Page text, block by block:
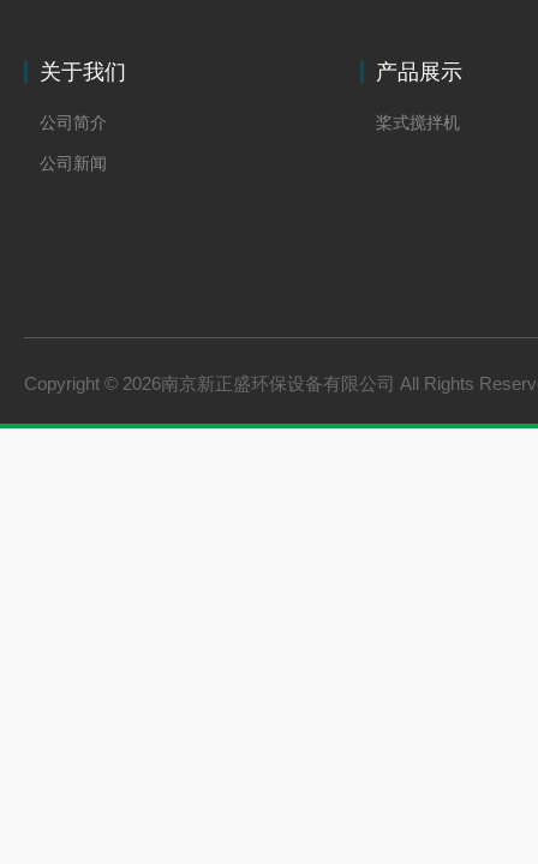
关于我们
公司简介
公司新闻
产品展示
桨式搅拌机
Copyright © 2026南京新正盛环保设备有限公司 All Rights